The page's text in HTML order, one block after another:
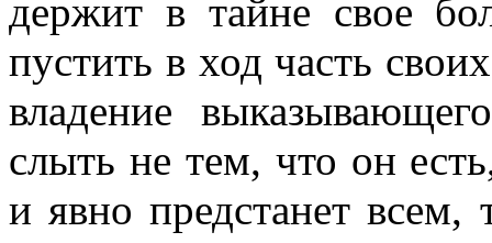
держит в тайне свое
пустить в ход часть
владение
слыть не тем, что он
и явно предстанет всем,